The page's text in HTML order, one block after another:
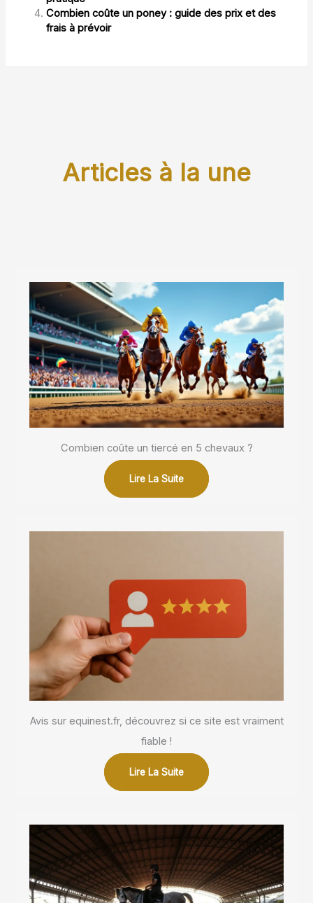
Combien coûte un poney : guide des prix et des
frais à prévoir
Articles à la une
Combien coûte un tiercé en 5 chevaux ?
Lire La Suite
Avis sur equinest.fr, découvrez si ce site est vraiment
fiable !
Lire La Suite